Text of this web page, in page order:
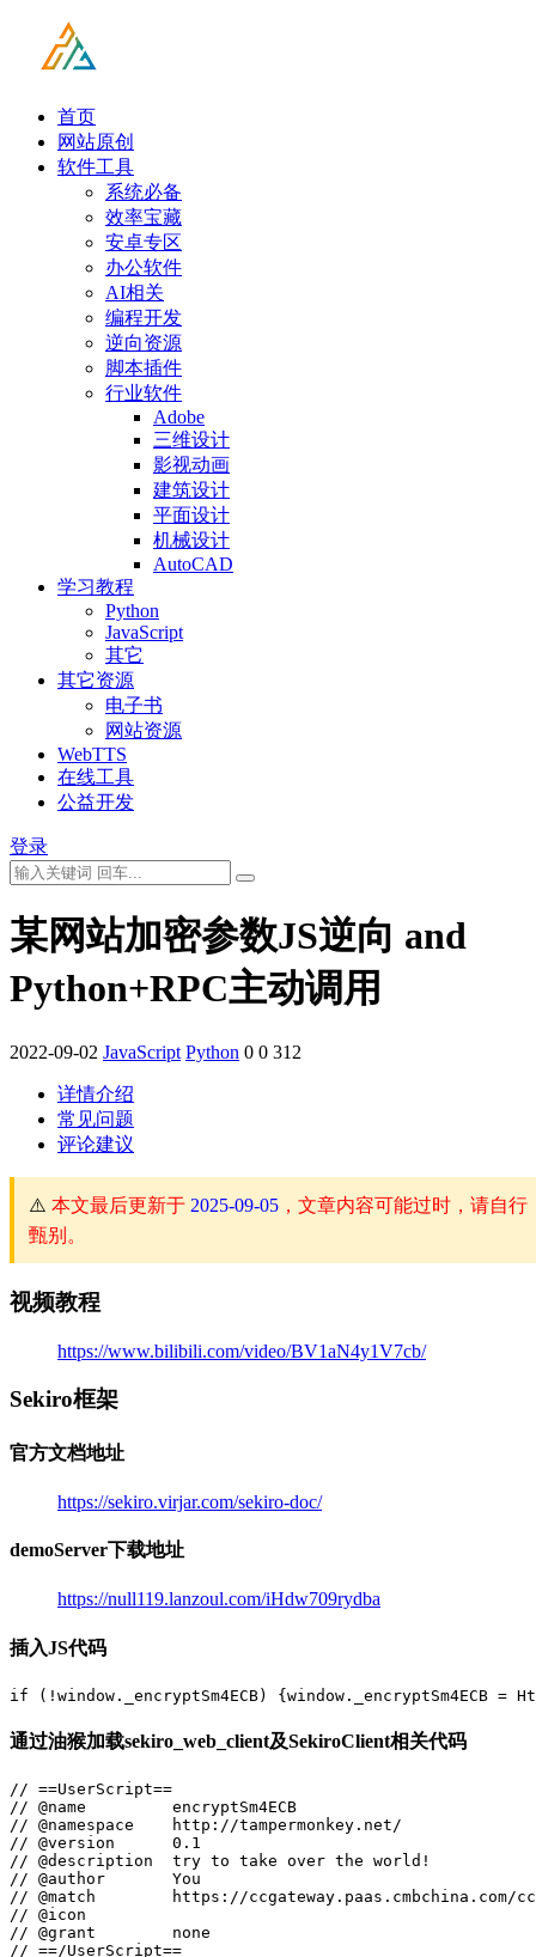
首页
网站原创
软件工具
系统必备
效率宝藏
安卓专区
办公软件
AI相关
编程开发
逆向资源
脚本插件
行业软件
Adobe
三维设计
影视动画
建筑设计
平面设计
机械设计
AutoCAD
学习教程
Python
JavaScript
其它
其它资源
电子书
网站资源
WebTTS
在线工具
公益开发
登录
某网站加密参数JS逆向 and
Python+RPC主动调用
2022-09-02 JavaScript Python 0 0 312
详情介绍
常见问题
评论建议
⚠️ 本文最后更新于 2025-09-05 ，文章内容可能过时，请自行
甄别。
视频教程
https://www.bilibili.com/video/BV1aN4y1V7cb/
Sekiro框架
官方文档地址
https://sekiro.virjar.com/sekiro-doc/
demoServer下载地址
https://null119.lanzoul.com/iHdw709rydba
插入JS代码
if (!window._encryptSm4ECB) {window._encryptSm4ECB =
通过油猴加载sekiro_web_client及SekiroClient相关代码
// ==UserScript==
// @name         encryptSm4ECB
// @namespace    http://tampermonkey.net/
// @version      0.1
// @description  try to take over the world!
// @author       You
// @match        https://ccgateway.paas.cmbchina.com/
// @icon
// @grant        none
// ==/UserScript==